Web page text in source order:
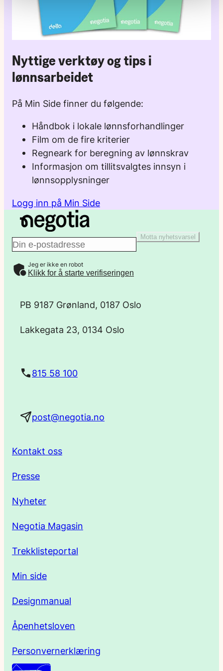
Nyttige verktøy og tips i
lønnsarbeidet
På Min Side finner du følgende:
Håndbok i lokale lønnsforhandlinger
Film om de fire kriterier
Regneark for beregning av lønnskrav
Informasjon om tillitsvalgtes innsyn i
lønnsopplysninger
Logg inn på Min Side
E
-
Motta nyhetsvarsel
Jeg er ikke en robot
Klikk for å starte verifiseringen
PB 9187 Grønland, 0187 Oslo
Lakkegata 23, 0134 Oslo
815 58 100
post@negotia.no
Kontakt oss
Presse
Nyheter
Negotia Magasin
Trekklisteportal
Min side
Designmanual
Åpenhetsloven
Personvernerklæring